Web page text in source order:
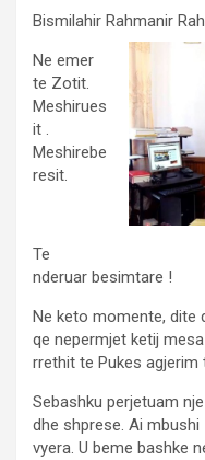
Bismilahir Rahmanir
Ne emer
te Zotit.
Meshirues
it .
Meshirebe
resit.
Te
nderuar besimtare !
Ne keto momente, dite
qe nepermjet ketij
rrethit te Pukes agjerim
Sebashku perjetuam
dhe shprese. Ai
vyera. U beme bashke